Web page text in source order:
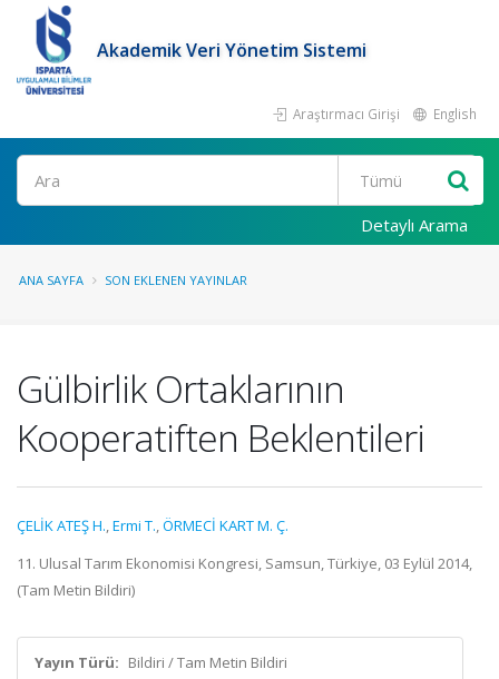
Akademik Veri Yönetim Sistemi
Araştırmacı Girişi English
Ara
Detaylı Arama
ANA SAYFA SON EKLENEN YAYINLAR
Gülbirlik Ortaklarının
Kooperatiften Beklentileri
ÇELİK ATEŞ H.,Ermi T.,ÖRMECİ KART M. Ç.
11. Ulusal Tarım Ekonomisi Kongresi, Samsun, Türkiye, 03 Eylül 2014,
(Tam Metin Bildiri)
Yayın Türü: Bildiri / Tam Metin Bildiri